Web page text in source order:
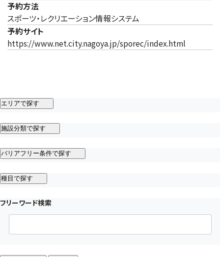
予約方法
スポーツ・レクリエーション情報システム
予約サイト
https://www.net.city.nagoya.jp/sporec/index.html
エリアで探す
施設分類で探す
バリアフリー条件で探す
種目で探す
フリーワード検索